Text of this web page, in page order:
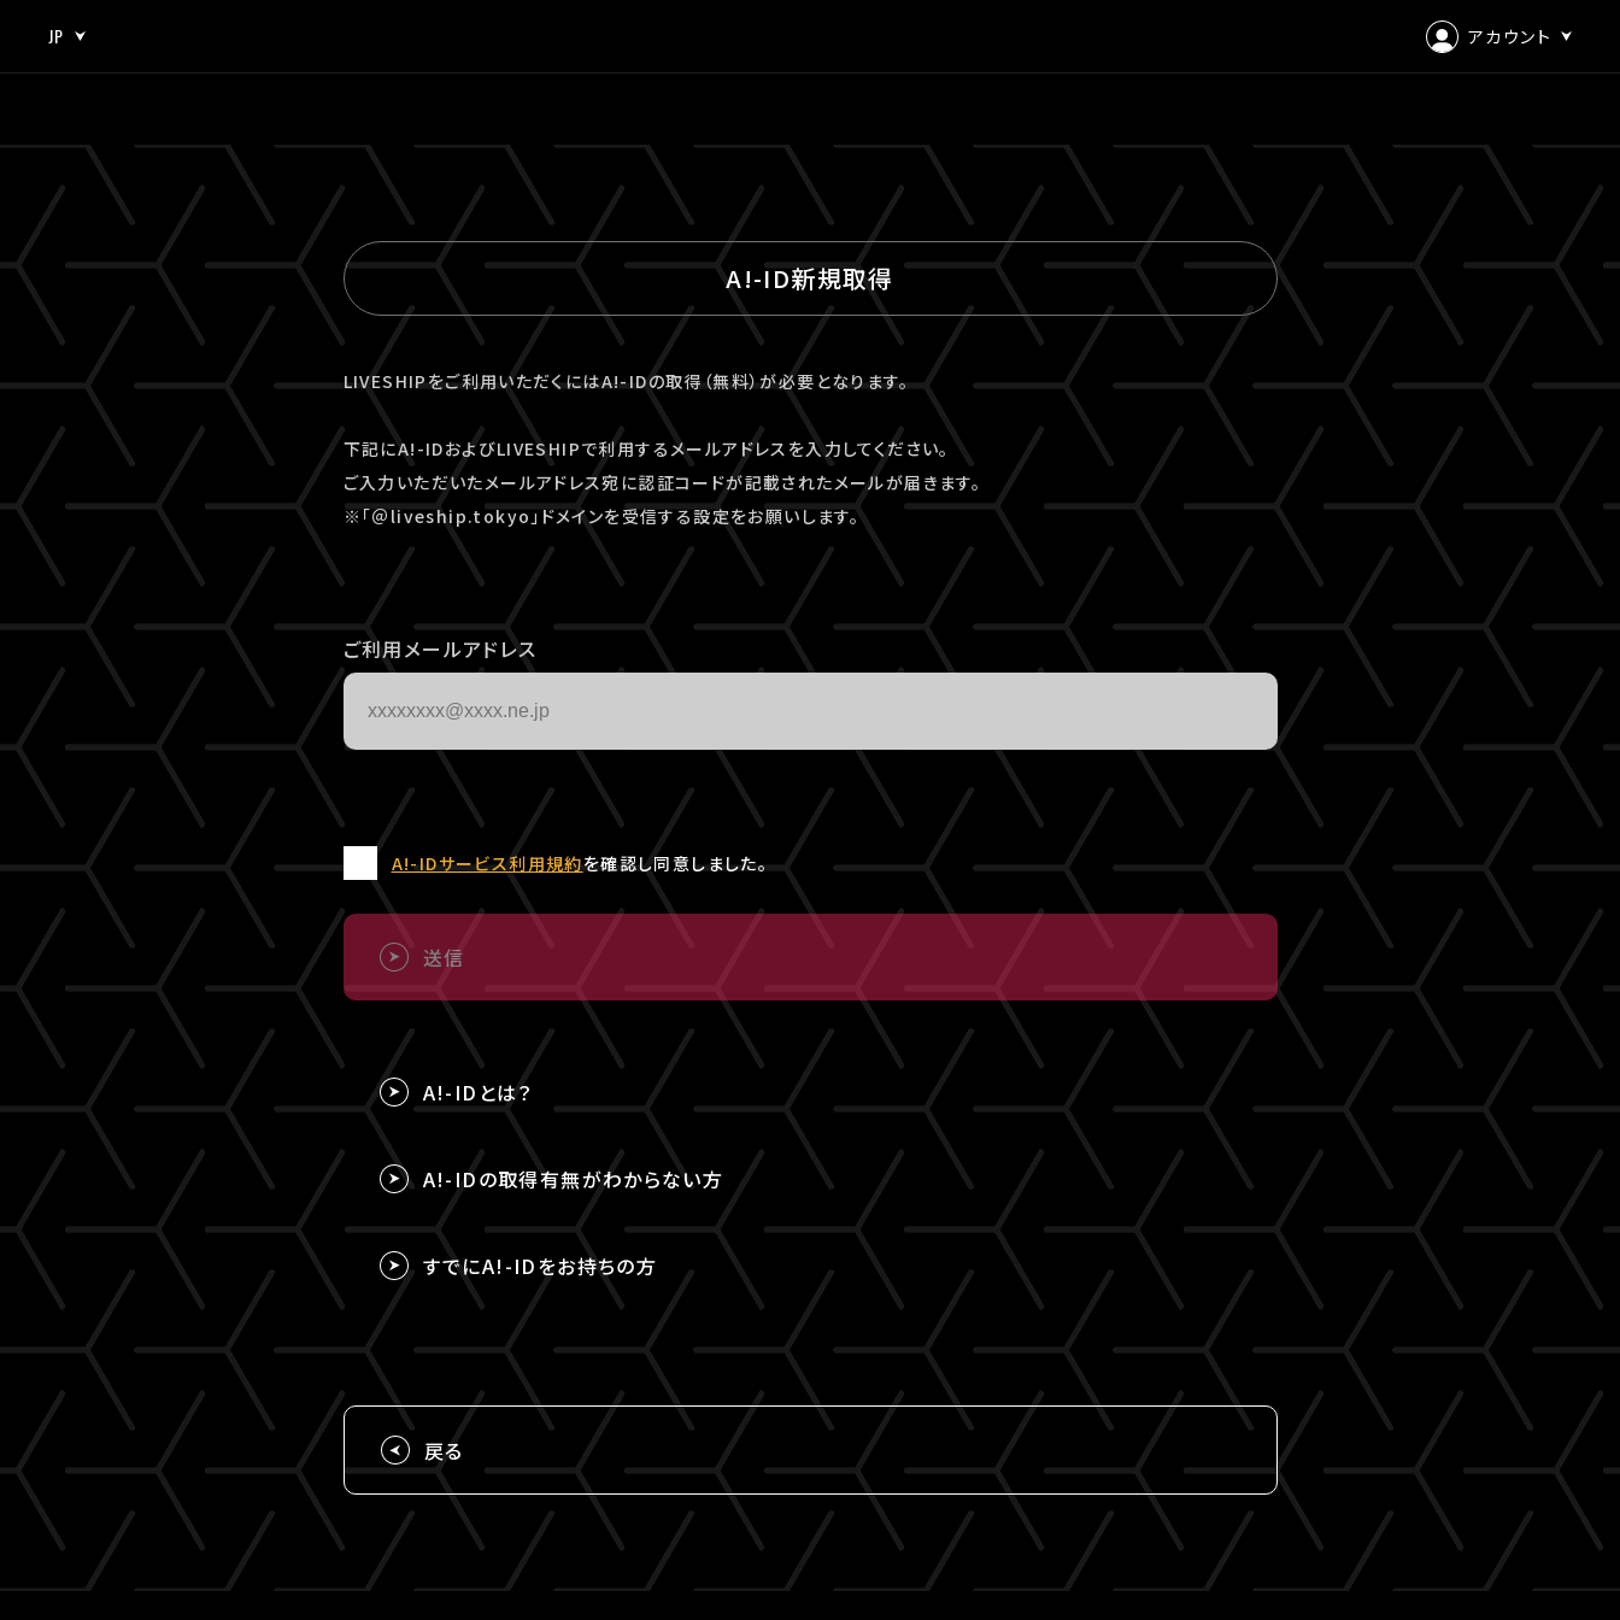
JP アカウント
EN
会員登録
A!-ID新規取得
LIVESHIPをご利用いただくにはA!-IDの取得（無料）が必要となります。
下記にA!-IDおよびLIVESHIPで利用するメールアドレスを入力してください。
ご入力いただいたメールアドレス宛に認証コードが記載されたメールが届きます。
※「＠liveship.tokyo」ドメインを受信する設定をお願いします。
ご利用メールアドレス
A!-IDサービス利用規約を確認し同意しました。
送信
A!-IDとは？
A!-IDの取得有無がわからない方
すでにA!-IDをお持ちの方
戻る